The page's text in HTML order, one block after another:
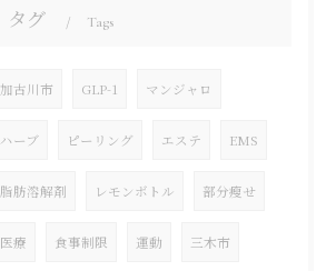
タグ Tags
加古川市 GLP-1 マンジャロ
ハーブ ピーリング エステ EMS
脂肪溶解剤 レモンボトル 部分瘦せ
医療 食事制限 運動 三木市